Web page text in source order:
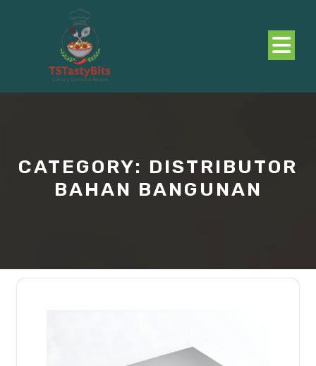
CATEGORY: DISTRIBUTOR
BAHAN BANGUNAN